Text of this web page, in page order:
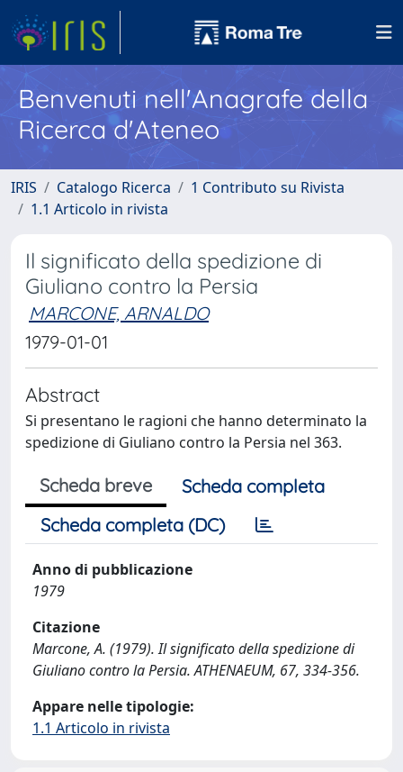
Benvenuti nell'Anagrafe della
Ricerca d'Ateneo
IRIS Catalogo Ricerca
1 Contributo su Rivista
1.1 Articolo in rivista
Il significato della spedizione di
Giuliano contro la Persia
MARCONE, ARNALDO
1979-01-01
Abstract
Si presentano le ragioni che hanno determinato la
spedizione di Giuliano contro la Persia nel 363.
Scheda breve
Scheda completa
Scheda completa (DC)
Anno di pubblicazione
1979
Citazione
Marcone, A. (1979). Il significato della spedizione di
Giuliano contro la Persia. ATHENAEUM, 67, 334-356.
Appare nelle tipologie:
1.1 Articolo in rivista